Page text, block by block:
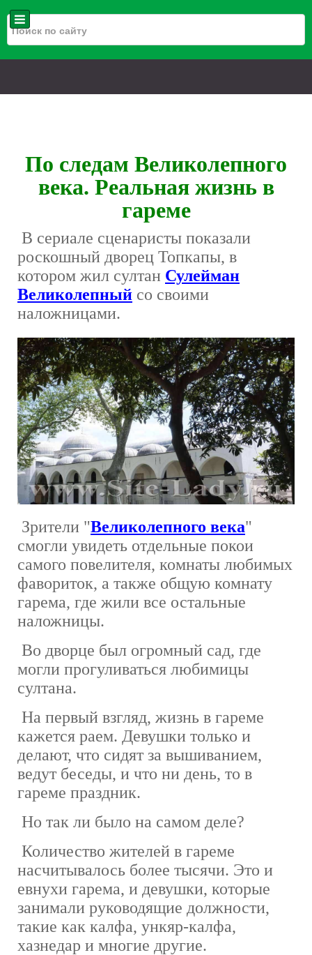
По следам Великолепного
века. Реальная жизнь в
гареме
В сериале сценаристы показали
роскошный дворец Топкапы, в
котором жил султан Сулейман
Великолепный со своими
наложницами.
Зрители "Великолепного века"
смогли увидеть отдельные покои
самого повелителя, комнаты любимых
фавориток, а также общую комнату
гарема, где жили все остальные
наложницы.
Во дворце был огромный сад, где
могли прогуливаться любимицы
султана.
На первый взгляд, жизнь в гареме
кажется раем. Девушки только и
делают, что сидят за вышиванием,
ведут беседы, и что ни день, то в
гареме праздник.
Но так ли было на самом деле?
Количество жителей в гареме
насчитывалось более тысячи. Это и
евнухи гарема, и девушки, которые
занимали руководящие должности,
такие как калфа, ункяр-калфа,
хазнедар и многие другие.